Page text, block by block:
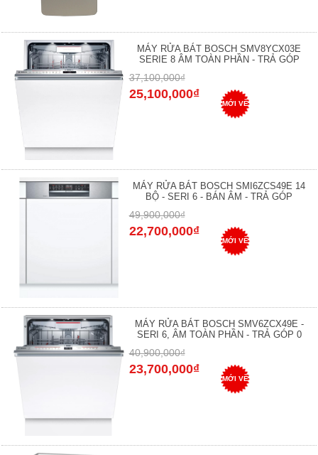
MÁY RỬA BÁT BOSCH SMV8YCX03E
SERIE 8 ÂM TOÀN PHẦN - TRẢ GÓP
37,100,000₫
25,100,000₫
MỚI VỀ
MÁY RỬA BÁT BOSCH SMI6ZCS49E 14
BỘ - SERI 6 - BÁN ÂM - TRẢ GÓP
49,900,000₫
22,700,000₫
MỚI VỀ
MÁY RỬA BÁT BOSCH SMV6ZCX49E -
SERI 6, ÂM TOÀN PHẦN - TRẢ GÓP 0
40,900,000₫
23,700,000₫
MỚI VỀ